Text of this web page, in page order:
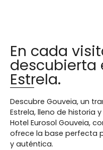
En cada
descubierta
Estrela.
Descubre Gouveia, un
Estrela, lleno de historia
Hotel Eurosol Gouveia,
ofrece la base perfecta
y auténtica.